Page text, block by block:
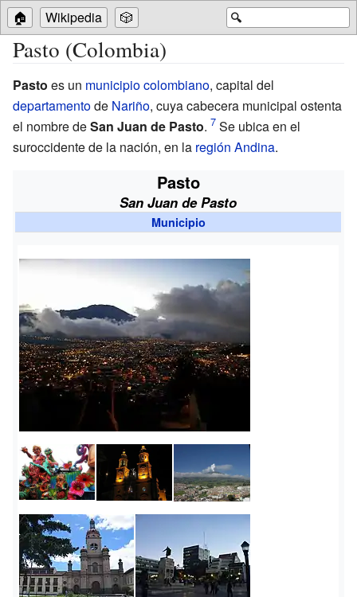
🔍
🏠 Wikipedia 🎲
Pasto (Colombia)
Pasto es un municipiocolombiano, capital del
departamentode Nariño, cuya cabecera municipal ostenta
el nombre deSan Juan de Pasto.
Se ubica en el
suroccidente de la nación, en la región Andina.
Pasto
San Juan de Pasto
Municipio